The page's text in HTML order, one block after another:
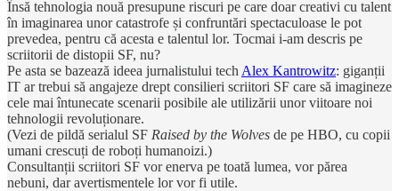
Însă tehnologia nouă presupune riscuri pe care doar creativi cu talent
în imaginarea unor catastrofe și confruntări spectaculoase le pot
prevedea, pentru că acesta e talentul lor. Tocmai i-am descris pe
scriitorii de distopii SF, nu?
Pe asta se bazează ideea jurnalistului tech Alex Kantrowitz: giganții
IT ar trebui să angajeze drept consilieri scriitori SF care să imagineze
cele mai întunecate scenarii posibile ale utilizării unor viitoare noi
tehnologii revoluționare.
(Vezi de pildă serialul SF Raised by the Wolves de pe HBO, cu copii
umani crescuți de roboți humanoizi.)
Consultanții scriitori SF vor enerva pe toată lumea, vor părea
nebuni, dar avertismentele lor vor fi utile.